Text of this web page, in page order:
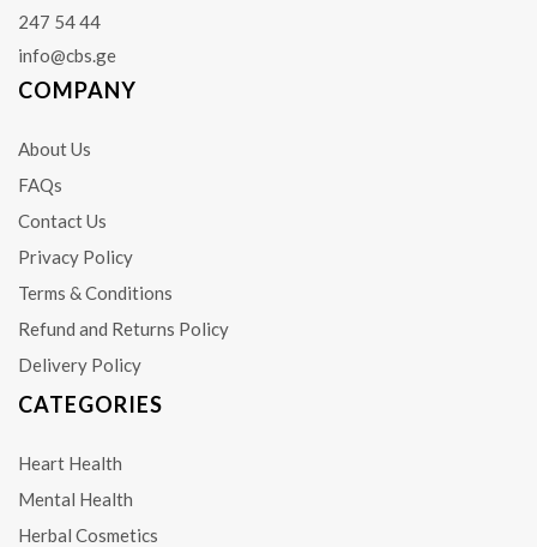
247 54 44
info@cbs.ge
COMPANY
About Us
FAQs
Contact Us
Privacy Policy
Terms & Conditions
Refund and Returns Policy
Delivery Policy
CATEGORIES
Heart Health
Mental Health
Herbal Cosmetics